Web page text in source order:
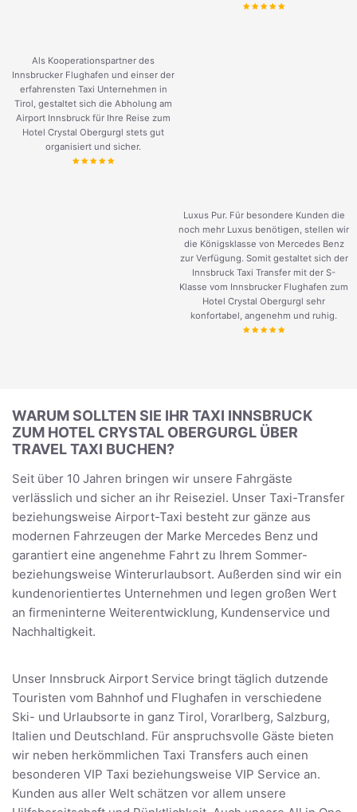
Als Kooperationspartner des
Innsbrucker Flughafen und einser der
erfahrensten Taxi Unternehmen in
Tirol, gestaltet sich die Abholung am
Airport Innsbruck für Ihre Reise zum
Hotel Crystal Obergurgl stets gut
organisiert und sicher.
Luxus Pur. Für besondere Kunden die
noch mehr Luxus benötigen, stellen wir
die Königsklasse von Mercedes Benz
zur Verfügung. Somit gestaltet sich der
Innsbruck Taxi Transfer mit der S-
Klasse vom Innsbrucker Flughafen zum
Hotel Crystal Obergurgl sehr
konfortabel, angenehm und ruhig.
WARUM SOLLTEN SIE IHR TAXI INNSBRUCK
ZUM HOTEL CRYSTAL OBERGURGL ÜBER
TRAVEL TAXI BUCHEN?
Seit über 10 Jahren bringen wir unsere Fahrgäste
verlässlich und sicher an ihr Reiseziel. Unser Taxi-Transfer
beziehungsweise Airport-Taxi besteht zur gänze aus
modernen Fahrzeugen der Marke Mercedes Benz und
garantiert eine angenehme Fahrt zu Ihrem Sommer-
beziehungsweise Winterurlaubsort. Außerden sind wir ein
kundenorientiertes Unternehmen und legen großen Wert
an firmeninterne Weiterentwicklung, Kundenservice und
Nachhaltigkeit.
Unser Innsbruck Airport Service bringt täglich dutzende
Touristen vom Bahnhof und Flughafen in verschiedene
Ski- und Urlaubsorte in ganz Tirol, Vorarlberg, Salzburg,
Italien und Deutschland. Für anspruchsvolle Gäste bieten
wir neben herkömmlichen Taxi Transfers auch einen
besonderen VIP Taxi beziehungsweise VIP Service an.
Kunden aus aller Welt schätzen vor allem unsere